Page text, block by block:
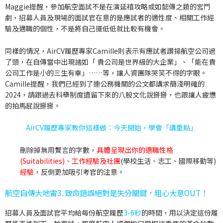
Maggie提醒，參加航空面試不是在演延禧攻略或如懿傳之類的宮鬥
劇，招募人員及現場的面試官在意的是應試者的適性度、相關工作經
驗及適職的個性，不是將自己擺低低就比較有機會。
同樣的情況，AirCV履歷專家Camille則表示有應試者讚揚航空公司過
了頭，在自傳當中出現諸如「 貴公司是世界級的大企業 」、「能在貴
公司工作是小的三生有幸 」……等，讓人資團隊哭笑不得的字眼。
Camille提醒，我們已經到了連公務機關的公文都講求簡淺明確的
2024，請跟過去科舉制度遺留下來的八股文化說掰掰，也跟讓人疲憊
的拍馬屁說掰掰。
AirCV履歷專家教你這樣做：今天開始，學會「講重點」
刪除掉無用贅言的字數， 具體呈現出你的適職性格
(Suitabilities)、工作經驗及社團(學校生活、志工、國際移動等)
經驗 ，反倒更加吸引考官的注意。
航空自傳大地雷3. 致命錯誤絕對是失分關鍵，粗心大意OUT！
招募人員及面試官平均給每份航空履歷3-6秒的時間，用以決定這份履